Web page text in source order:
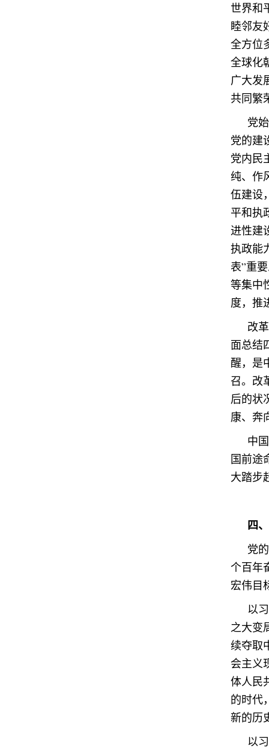
世界和
睦邻友
全方位
全球化
广大发
共同繁
党
党的建
党内民
纯、作
伍建设
平和执
进性建
执政能
表”重
等集中
度，推
改
面总结
醒，是
召。改
后的状
康、奔
中
国前途
大踏步
四
党
个百年
宏伟目
以
之大变
续夺取
会主义
体人民
的时代
新的历
以